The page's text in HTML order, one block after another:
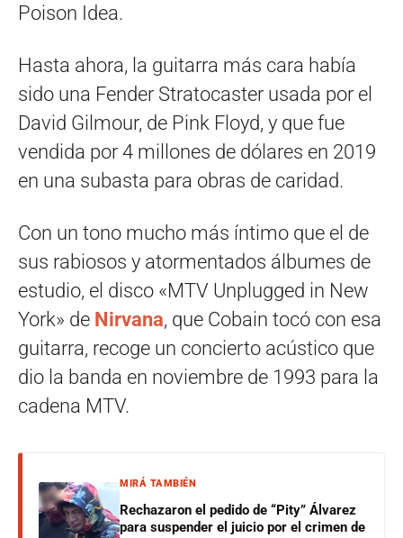
Poison Idea.
Hasta ahora, la guitarra más cara había
sido una Fender Stratocaster usada por el
David Gilmour, de Pink Floyd, y que fue
vendida por 4 millones de dólares en 2019
en una subasta para obras de caridad.
Con un tono mucho más íntimo que el de
sus rabiosos y atormentados álbumes de
estudio, el disco «MTV Unplugged in New
York» de Nirvana, que Cobain tocó con esa
guitarra, recoge un concierto acústico que
dio la banda en noviembre de 1993 para la
cadena MTV.
MIRÁ TAMBIÉN
Rechazaron el pedido de “Pity” Álvarez
para suspender el juicio por el crimen de